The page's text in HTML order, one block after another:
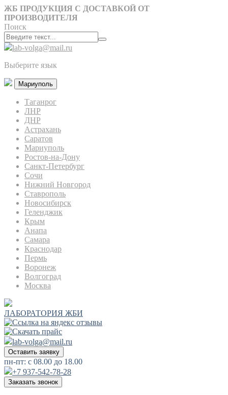
ЖБ ПРОДУКЦИЯ С ДОСТАВКОЙ ОТ
ПРОИЗВОДИТЕЛЯ
Поиск
lab-volga@mail.ru
Выберите язык
Мариуполь
Таганрог
ЛНР
ДНР
Астрахань
Саратов
Мариуполь
Ростов-на-Дону
Санкт-Петербург
Сочи
Нижний Новгород
Ставрополь
Новосибирск
Геленджик
Крым
Анапа
Самара
Краснодар
Пермь
Воронеж
Волгоград
Москва
ЛАБОРАТОРИЯ ЖБИ
lab-volga@mail.ru
Оставить заявку
пн-пт: с 08.00 до 18.00
+7 937-542-78-28
Заказать звонок